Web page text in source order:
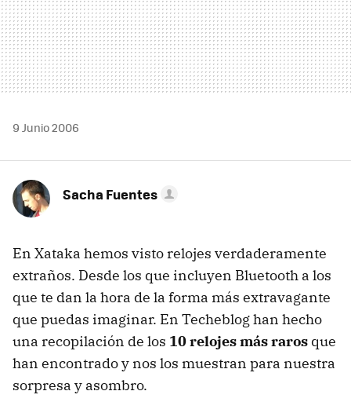
9 Junio 2006
Sacha Fuentes
En Xataka hemos visto relojes verdaderamente
extraños. Desde los que incluyen Bluetooth a los
que te dan la hora de la forma más extravagante
que puedas imaginar. En Techeblog han hecho
una recopilación de los 10 relojes más raros que
han encontrado y nos los muestran para nuestra
sorpresa y asombro.